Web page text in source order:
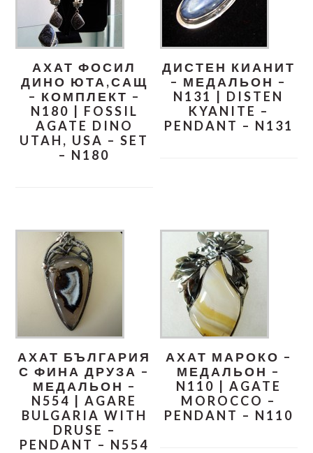
АХАТ ФОСИЛ
ДИНО ЮТА,САЩ
– КОМПЛЕКТ –
N180 | FOSSIL
AGATE DINO
UTAH, USA – SET
– N180
ДИСТЕН КИАНИТ
– МЕДАЛЬОН –
N131 | DISTEN
KYANITE –
PENDANT – N131
АХАТ БЪЛГАРИЯ
С ФИНА ДРУЗА –
МЕДАЛЬОН –
N554 | AGARE
BULGARIA WITH
DRUSE –
PENDANT – N554
АХАТ МАРОКО –
МЕДАЛЬОН –
N110 | AGATE
MOROCCO –
PENDANT – N110